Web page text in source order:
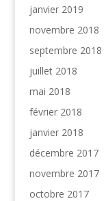
janvier 2019
novembre 2018
septembre 2018
juillet 2018
mai 2018
février 2018
janvier 2018
décembre 2017
novembre 2017
octobre 2017